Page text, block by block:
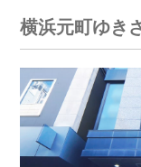
横浜元町ゆき